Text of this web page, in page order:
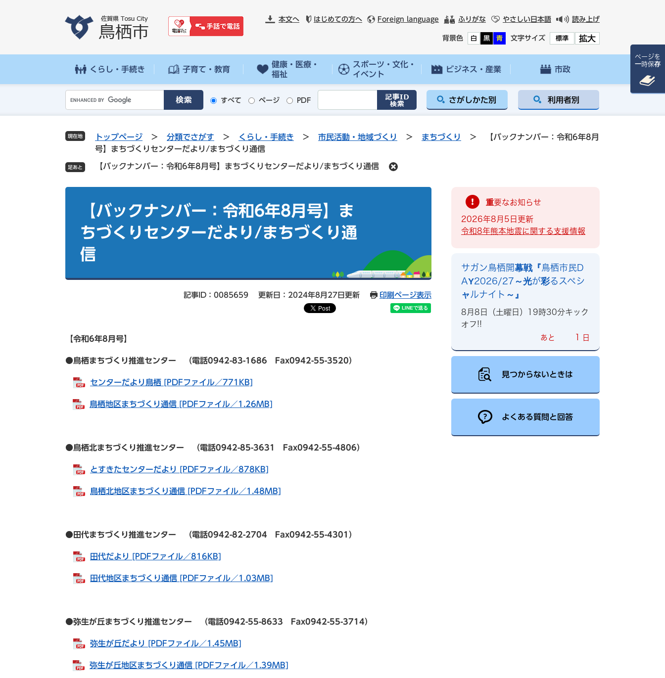
先
を
本文へ はじめての方へ Foreign language ふりがな やさしい日本語 読み上げ
背景色 白 黒 青 文字サイズ 標準 拡大
くらし・手続き 子育て・教育
健康・医療・
福祉
スポーツ・文化・
イベント
ビジネス・産業 市政
o
g
l
カ
タ
すべて ページ PDF さがしかた別 利用者別
現在地 トップページ > 分類でさがす > くらし・手続き > 市民活動・地域づくり > まちづくり >
【バックナンバー：令和6年8月
号】まちづくりセンターだより/まちづくり通信
【バックナンバー：令和6年8月号】まちづくりセンターだより/まちづくり通信
【バックナンバー：令和6年8月号】ま
ちづくりセンターだより/まちづくり通
信
記事ID：0085659 更新日：2024年8月27日更新 印刷ページ表示
【令和6年8月号】
●鳥栖まちづくり推進センター （電話0942-83-1686 Fax0942-55-3520）
センターだより鳥栖 [PDFファイル／771KB]
鳥栖地区まちづくり通信 [PDFファイル／1.26MB]
●鳥栖北まちづくり推進センター （電話0942-85-3631 Fax0942-55-4806）
とすきたセンターだより [PDFファイル／878KB]
鳥栖北地区まちづくり通信 [PDFファイル／1.48MB]
●田代まちづくり推進センター （電話0942-82-2704 Fax0942-55-4301）
田代だより [PDFファイル／816KB]
田代地区まちづくり通信 [PDFファイル／1.03MB]
●弥生が丘まちづくり推進センター （電話0942-55-8633 Fax0942-55-3714）
弥生が丘だより [PDFファイル／1.45MB]
弥生が丘地区まちづくり通信 [PDFファイル／1.39MB]
重要なお知らせ
2026年8月5日更新
令和8年熊本地震に関する支援情報
サガン鳥栖開幕戦『鳥栖市民D
AY2026/27～光が彩るスペシ
ャルナイト～』
8月8日（土曜日）19時30分キック
オフ!!
あと 1 日
見つからないときは
よくある質問と回答
ページを
一時保存